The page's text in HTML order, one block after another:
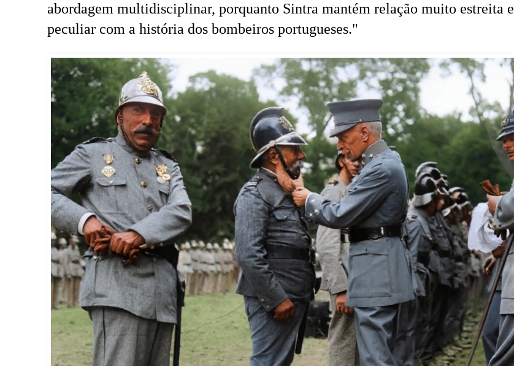
abordagem multidisciplinar, porquanto Sintra mantém relação muito estreita e
peculiar com a história dos bombeiros portugueses."